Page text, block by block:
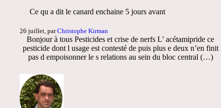
Ce qu a dit le canard enchaine 5 jours avant
26 juillet, parChristophe Kirman
Bonjour à tous Pesticides et crise de nerfs L’ acétamipride ce
pesticide dont l usage est contesté de puis plus e deux n’en finit
pas d empoisonner le s relations au sein du bloc central (…)